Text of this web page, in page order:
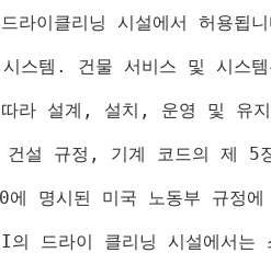
라이클리닝 시설에서 허용됩
스템 . 건물 서비스 및 시스
라 설계 , 설치 , 운영 및 유
건설 규정 , 기계 코드의 제 5
에 명시된 미국 노동부 규정
의 드라이 클리닝 시설에서는